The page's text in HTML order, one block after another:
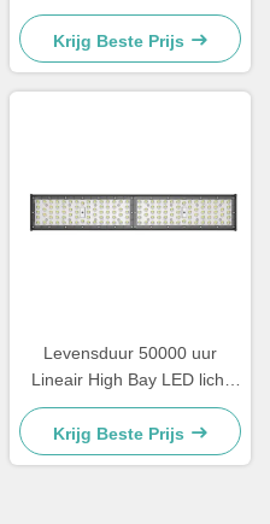
voor industriële installaties in
magazijnen en commerciële
verlichtingsprojecten
Krijg Beste Prijs
Levensduur 50000 uur
Lineair High Bay LED licht
Klasse II EU elektrische
klasse Perfect voor
magazijnen en grote
Krijg Beste Prijs